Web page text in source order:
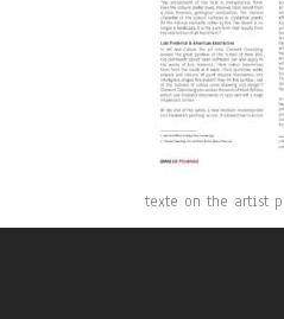
texte on the artist